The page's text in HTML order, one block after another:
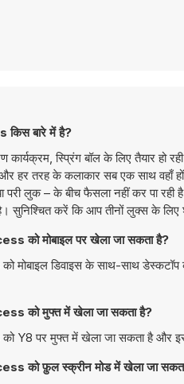
बारे में है?
स्प्रिंग बॉल के लिए तैयार हो
और हर तरह के कलाकार सब एक साथ
परी लुक – के बीच फैसला नहीं कर पा
करें कि आप तीनों लुक्स के
को मोबाइल पर खेला जा सकता है?
मोबाइल डिवाइस के साथ-साथ
को मुफ्त में खेला जा सकता है?
Y8 पर मुफ्त में खेला जा सकता है और
को फ़ुल स्क्रीन मोड में खेला जा